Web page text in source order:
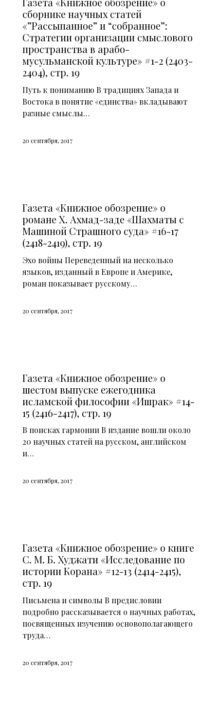
сборнике научных статей
«”Рассыпанное” и “собранное”:
Стратегии организации смыслового
пространства в арабо-
мусульманской культуре» #1-2 (2403-
2404), стр. 19
Путь к пониманию В традициях Запада и
Востока в понятие «единства» вкладывают
разные смыслы…
20 сентября, 2017
Газета «Книжное обозрение» о
романе Х. Ахмад-заде «Шахматы с
Машиной Страшного суда» #16-17
(2418-2419), стр. 19
Эхо войны Переведенный на несколько
языков, изданный в Европе и Америке,
роман показывает русскому…
20 сентября, 2017
Газета «Книжное обозрение» о
шестом выпуске ежегодника
исламской философии «Ишрак» #14-
15 (2416-2417), стр. 19
В поисках гармонии В издание вошли около
20 научных статей на русском, английском
и…
20 сентября, 2017
Газета «Книжное обозрение» о книге
С. М. Б. Худжати «Исследование по
истории Корана» #12-13 (2414-2415),
стр. 19
Письмена и символы В предисловии
подробно рассказывается о научных работах,
посвященных изучению основополагающего
труда…
20 сентября, 2017